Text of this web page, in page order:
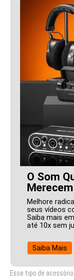
O Som
Merecem
Melhore
seus vídeos
Saiba mais
até 10x sem
Saiba Mais
Esse tipo de